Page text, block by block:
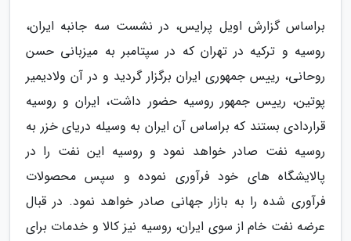
براساس گزارش اویل پرایس، در نشست سه جانبه ایران،
روسیه و ترکیه در تهران که در سپتامبر به میزبانی حسن
روحانی، رییس جمهوری ایران برگزار گردید و در آن ولادیمیر
پوتین، رییس جمهور روسیه حضور داشت، ایران و روسیه
قراردادی بستند که براساس آن ایران به وسیله دریای خزر به
روسیه نفت صادر خواهد نمود و روسیه این نفت را در
پالایشگاه های خود فرآوری نموده و سپس محصولات
فرآوری شده را به بازار جهانی صادر خواهد نمود. در قبال
عرضه نفت خام از سوی ایران، روسیه نیز کالا و خدمات برای